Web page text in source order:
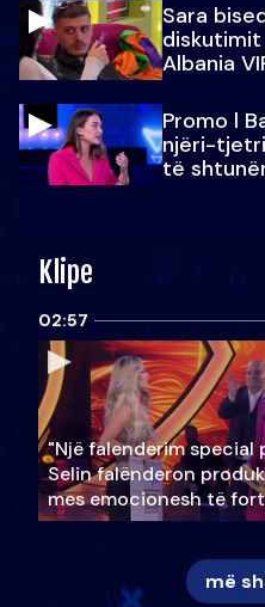
Sara
Albania
Promo l
njëri-
të
Klipe
02:57
"Një falenderim special
Selin falënderon
mes emocionesh të
më